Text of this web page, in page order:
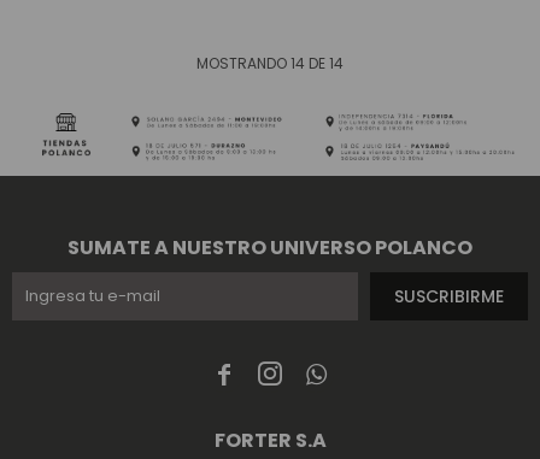
MOSTRANDO14 DE14
  
FORTER S.A
SUMATE A NUESTRO UNIVERSO POLANCO
SUSCRIBIRME